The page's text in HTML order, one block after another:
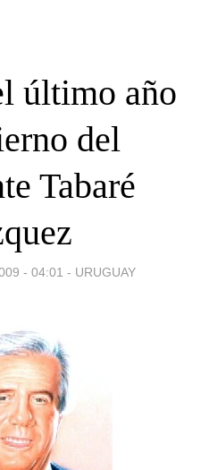
último año
del
Tabaré
- 04:01 - URUGUAY